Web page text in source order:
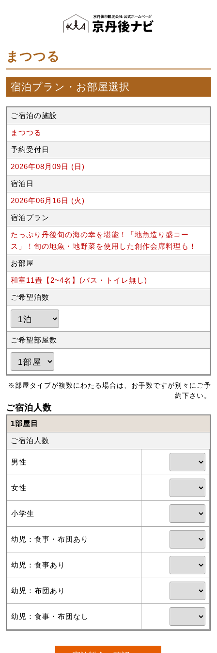
まつつる
宿泊プラン・お部屋選択
ご宿泊の施設
まつつる
予約受付日
2026年08月09日 (日)
宿泊日
2026年06月16日 (火)
宿泊プラン
たっぷり丹後旬の海の幸を堪能！「地魚造り盛コー
ス」！旬の地魚・地野菜を使用した創作会席料理も！
お部屋
和室11畳【2~4名】(バス・トイレ無し)
ご希望泊数
ご希望部屋数
※部屋タイプが複数にわたる場合は、お手数ですが別々にご予
約下さい。
ご宿泊人数
1部屋目
ご宿泊人数
男性
女性
小学生
幼児：食事・布団あり
幼児：食事あり
幼児：布団あり
幼児：食事・布団なし